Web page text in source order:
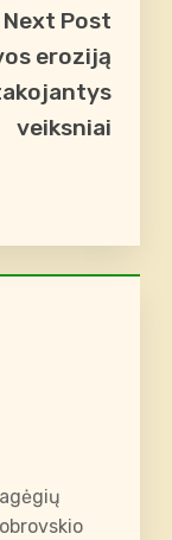
Next Post
eroziją
veiksniai